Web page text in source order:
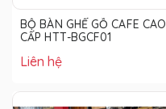
BỘ BÀN GHẾ GỖ CAFE CAO
CẤP HTT-BGCF01
Liên hệ